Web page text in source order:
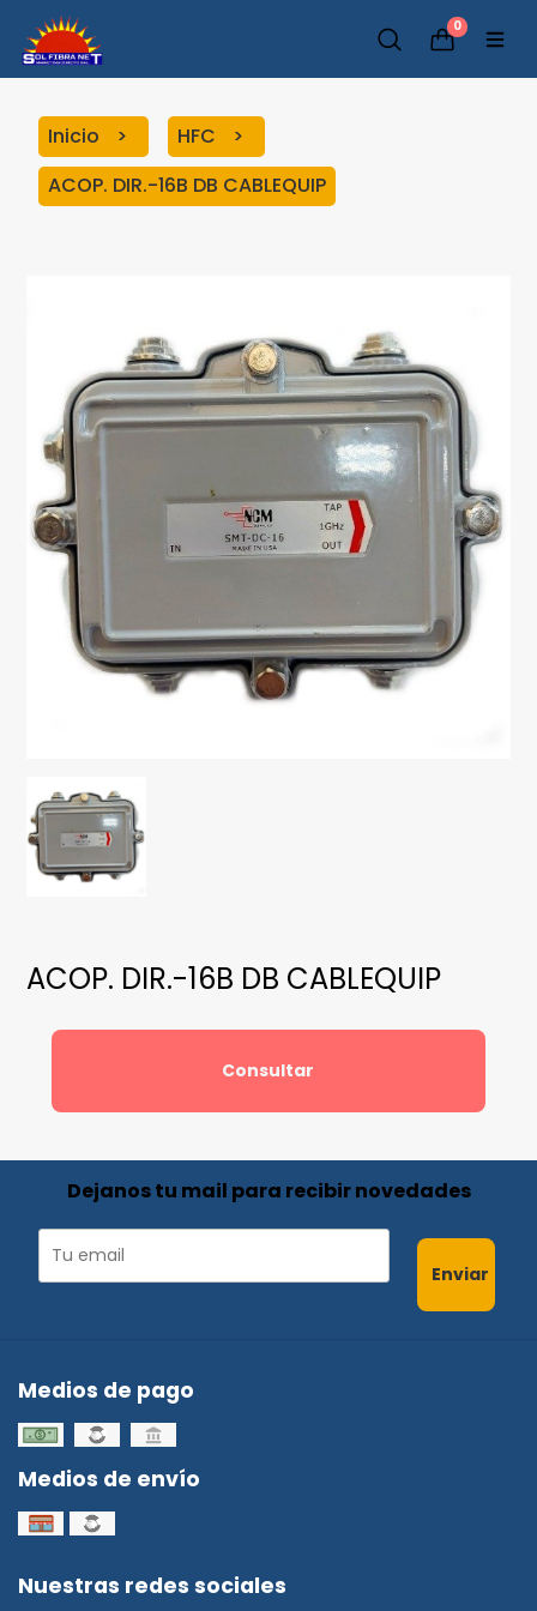
0
Inicio
HFC
ACOP. DIR.-16B DB CABLEQUIP
ACOP. DIR.-16B DB CABLEQUIP
Consultar
Dejanos tu mail para recibir novedades
Enviar
Medios de pago
Medios de envío
Nuestras redes sociales